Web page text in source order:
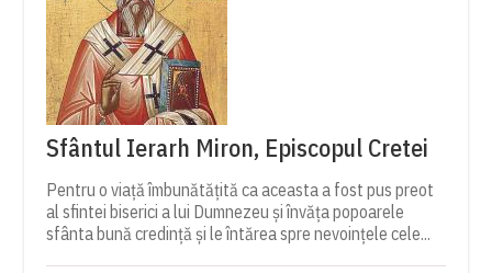
Sfântul Ierarh Miron, Episcopul Cretei
Pentru o viață îmbunătățită ca aceasta a fost pus preot
al sfintei biserici a lui Dumnezeu și învăța popoarele
sfânta bună credință și le întărea spre nevoințele cele...